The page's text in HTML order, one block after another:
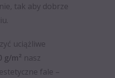
tak aby dobrze
uciążliwe
g/m² nasz
fale –